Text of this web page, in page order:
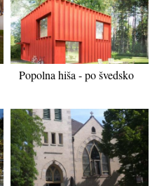
Popolna hiša - po švedsko